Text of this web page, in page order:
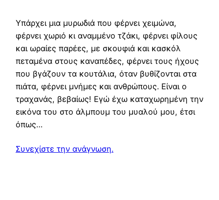
Υπάρχει μια μυρωδιά που φέρνει χειμώνα,
φέρνει χωριό κι αναμμένο τζάκι, φέρνει φίλους
και ωραίες παρέες, με σκουφιά και κασκόλ
πεταμένα στους καναπέδες, φέρνει τους ήχους
που βγάζουν τα κουτάλια, όταν βυθίζονται στα
πιάτα, φέρνει μνήμες και ανθρώπους. Είναι ο
τραχανάς, βεβαίως! Εγώ έχω καταχωρημένη την
εικόνα του στο άλμπουμ του μυαλού μου, έτσι
όπως…
Συνεχίστε την ανάγνωση.